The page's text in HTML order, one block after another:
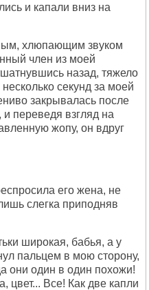
и капали вниз на
хлюпающим звуком
член из моей
назад, тяжело
секунд за моей
закрывалась после
переведя взгляд на
жопу, он вдруг
его жена, не
слегка приподняв
широкая, бабья, а у
пальцем в мою сторону,
они один в один похожи!
цвет... Все! Как две капли